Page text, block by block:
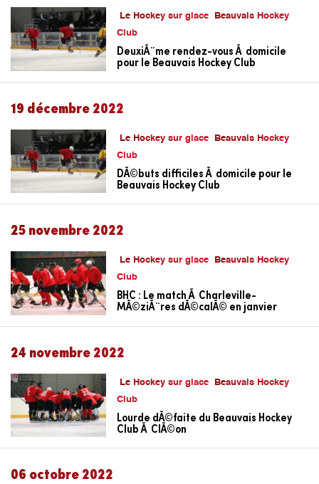
Le Hockey sur glace
Beauvais Hockey
Club
DeuxiÃ¨me rendez-vous Ã domicile
pour le Beauvais Hockey Club
19 décembre 2022
Le Hockey sur glace
Beauvais Hockey
Club
DÃ©buts difficiles Ã domicile pour le
Beauvais Hockey Club
25 novembre 2022
Le Hockey sur glace
Beauvais Hockey
Club
BHC : Le match Ã Charleville-
MÃ©ziÃ¨res dÃ©calÃ© en janvier
24 novembre 2022
Le Hockey sur glace
Beauvais Hockey
Club
Lourde dÃ©faite du Beauvais Hockey
Club Ã ClÃ©on
06 octobre 2022